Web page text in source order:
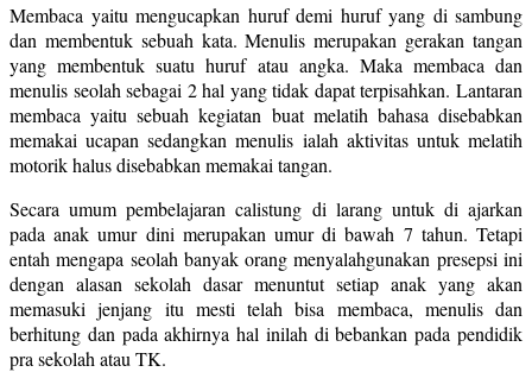
Membaca yaitu mengucapkan huruf demi huruf yang di sambung
dan membentuk sebuah kata. Menulis merupakan gerakan tangan
yang membentuk suatu huruf atau angka. Maka membaca dan
menulis seolah sebagai 2 hal yang tidak dapat terpisahkan. Lantaran
membaca yaitu sebuah kegiatan buat melatih bahasa disebabkan
memakai ucapan sedangkan menulis ialah aktivitas untuk melatih
motorik halus disebabkan memakai tangan.
Secara umum pembelajaran calistung di larang untuk di ajarkan
pada anak umur dini merupakan umur di bawah 7 tahun. Tetapi
entah mengapa seolah banyak orang menyalahgunakan presepsi ini
dengan alasan sekolah dasar menuntut setiap anak yang akan
memasuki jenjang itu mesti telah bisa membaca, menulis dan
berhitung dan pada akhirnya hal inilah di bebankan pada pendidik
pra sekolah atau TK.